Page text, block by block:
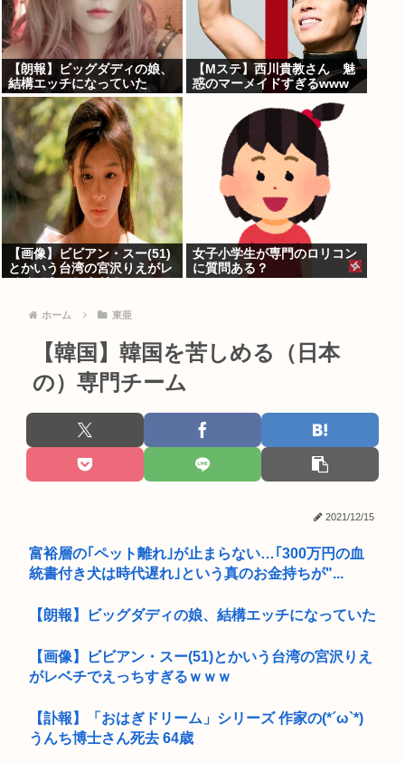
【朗報】ビッグダディの娘、
結構エッチになっていた
【Mステ】西川貴教さん 魅
惑のマーメイドすぎるwww
【画像】ビビアン・スー(51)
とかいう台湾の宮沢りえがレ
女子小学生が専門のロリコン
に質問ある？
ホーム 東亜
【韓国】韓国を苦しめる（日本
の）専門チーム
2021/12/15
富裕層の｢ペット離れ｣が止まらない…｢300万円の血
統書付き犬は時代遅れ｣という真のお金持ちが"...
【朗報】ビッグダディの娘、結構エッチになっていた
【画像】ビビアン・スー(51)とかいう台湾の宮沢りえ
がレベチでえっちすぎるｗｗｗ
【訃報】「おはぎドリーム」シリーズ 作家の(*´ω`*)
うんち博士さん死去 64歳